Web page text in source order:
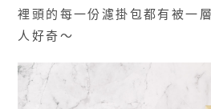
裡頭的每一份濾掛包都有被一
人好奇～